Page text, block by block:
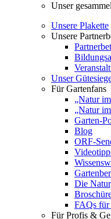
Unser
Unsere Plakette
Unsere
Unser
Für Gartenfans
„Natur
„Natur
Garten-
Blog
ORF-
Die
FAQs für
Für Profis &